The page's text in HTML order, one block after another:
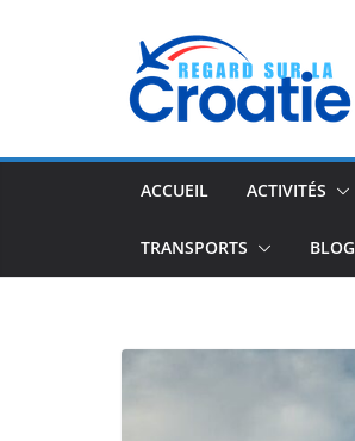
ACCUEIL ACTIVITÉS
TRANSPORTS BLOG